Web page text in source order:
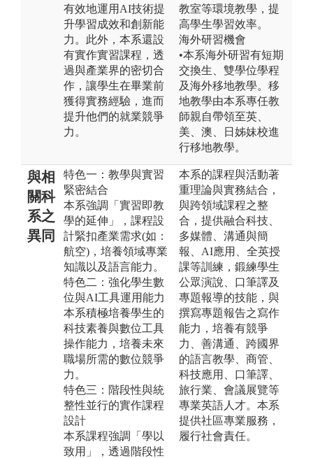
有效地運用AI技術提
升學習成效和創新能
力。此外，本系還設
有實作實習課程，透
過與產業界的密切合
作，讓學生在畢業前
獲得實務經驗，進而
提升他們的就業競爭
力。
教室等環境教學，提
高學生學習效率。
海外研習機會
•本系海外研習有短期
交換生、雙學位學程
及海外移地教學。移
地教學由本系專任教
師親自帶領至英、
美、澳、日姊妹校進
行移地教學。
與相
關科
系之
異同
特色一：教學與實習
緊密結合
本系強調「實習即教
學的延伸」，課程設
計緊扣產業需求(如：
航空)，培養領域專業
知識以及語言能力。
特色二：強化學生數
位與AI工具運用能力
本系積極培養學生的
科技素養與數位工具
操作能力，培養未來
職場所需的數位競爭
力。
特色三：階段性與統
整性並行的實作課程
設計
本系課程強調「學以
致用」，透過階段性
本系的課程與活動著
重理論與實務結合，
與跨領域課程之整
合，提供融合科技、
多媒體、溝通與簡
報、AI應用、全英授
課等訓練，鍛練學生
公眾演說、口筆譯及
專題報導的技能，與
撰寫專題報告之寫作
能力，培養有競爭
力、善溝通、跨國界
的語言教學、商管、
科技應用、口筆譯、
旅行業、會議展覽等
專業英語人才。本系
提供社區專業服務，
履行社會責任。